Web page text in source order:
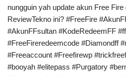
nungguin yah update akun Free
ReviewTekno ini? #FreeFire
#AkunFFsultan #KodeRedeemFF
#FreeFireredeemcode #Diamondff
#Freeaccount #Freefirewp
#booyah #elitepass #Purgatory